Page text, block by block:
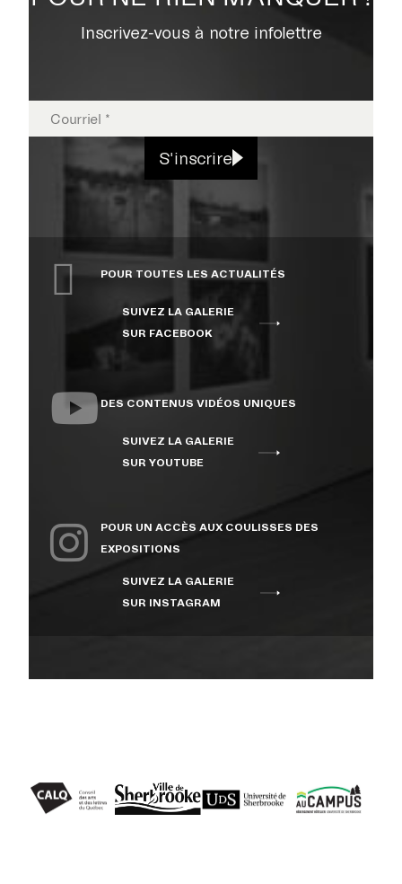
L’UNIVERSITÉ DE
SHERBROOKE
Inscrivez-vous à notre infolettre
S'inscrire
POUR TOUTES LES ACTUALITÉS
SUIVEZ LA GALERIE
SUR FACEBOOK
DES CONTENUS VIDÉOS UNIQUES
SUIVEZ LA GALERIE
SUR YOUTUBE
POUR UN ACCÈS AUX COULISSES DES
EXPOSITIONS
SUIVEZ LA GALERIE
SUR INSTAGRAM